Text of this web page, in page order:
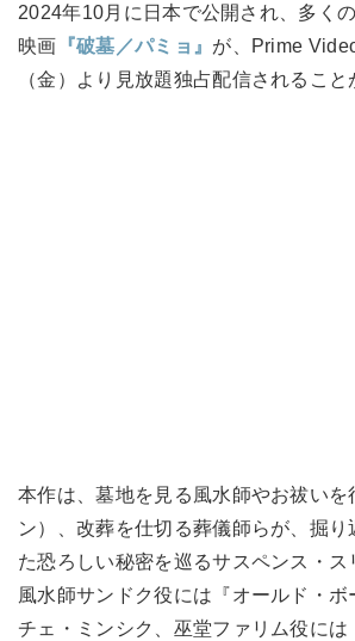
2024年10月に日本で公開され、多く
映画 『破墓／パミョ』 が、Prime
（金）より見放題独占配信されること
本作は、墓地を見る風水師やお祓い
ン）、改葬を仕切る葬儀師らが、掘
た恐ろしい秘密を巡るサスペンス・ス
風水師サンドク役には『オールド・ボ
チェ・ミンシク、巫堂ファリム役には